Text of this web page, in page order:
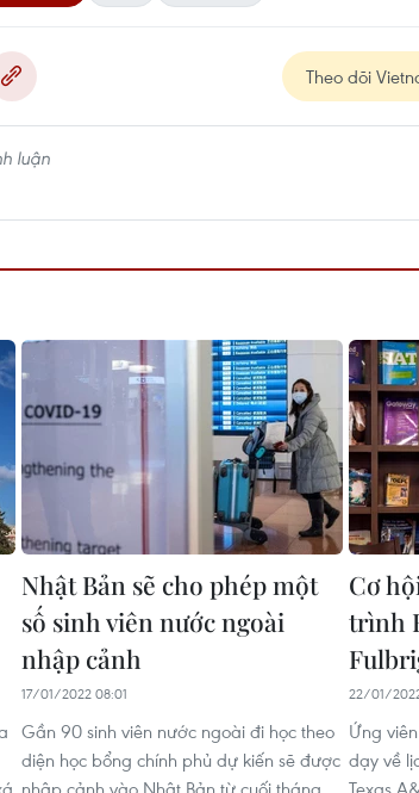
Theo dõi
Nhật Bản sẽ cho phép một
số sinh viên nước ngoài
nhập cảnh
17/01/2022 08:01
Gần 90 sinh viên nước ngoài đi học theo
diện học bổng chính phủ dự kiến sẽ được
Cơ
trình
22/01/
Ứng
dạy về